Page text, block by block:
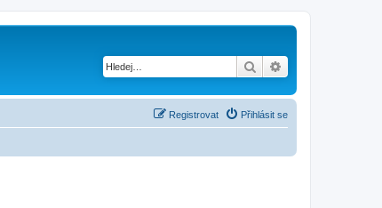
Hledat
Přihlásit se
Registrovat